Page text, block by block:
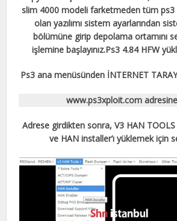
slim 4000 modeli farketmeden tüm
olan yazılımı sistem ayarlarından
bölümüne girip depolama ortamını
işlemine başlayınız.Ps3 4.84 HFW
Ps3 ana menüsünden İNTERNET
www.ps3xploit.com
Adrese girdikten sonra, V3 HAN TOOLS
ve HAN installer’ı yüklemek için